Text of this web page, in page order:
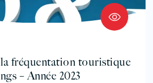
fréquentation touristique
– Année 2023